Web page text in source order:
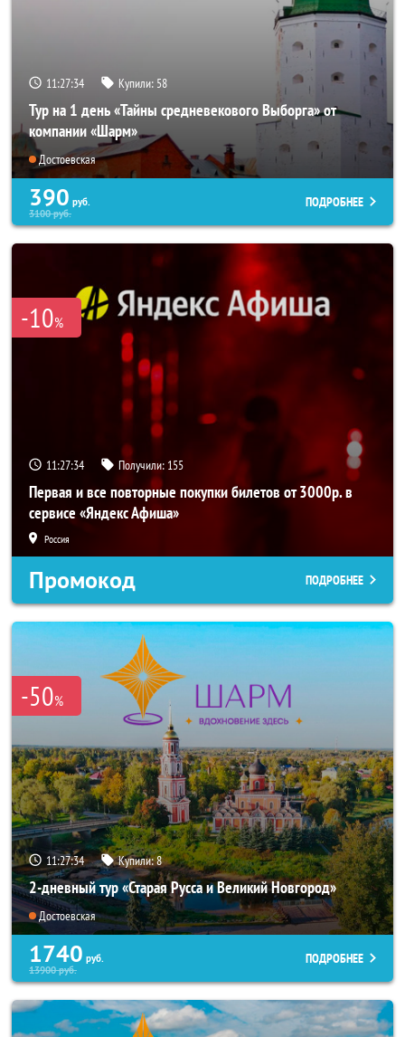
11:27:33 Купили: 58
Тур на 1 день «Тайны средневекового Выборга» от
компании «Шарм»
Достоевская
390 руб.
3100руб.
ПОДРОБНЕЕ
-10%
11:27:33 Получили: 155
Первая и все повторные покупки билетов от 3000р. в
сервисе «Яндекс Афиша»
Россия
Промокод ПОДРОБНЕЕ
-50%
11:27:33 Купили:8
2-дневный тур «Старая Русса и Великий Новгород»
Достоевская
1740 руб.
13900руб.
ПОДРОБНЕЕ